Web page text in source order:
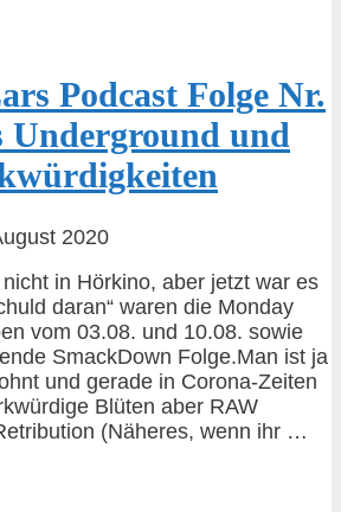
Podcast Folge Nr.
Underground und
2020
in Hörkino, aber jetzt war es
daran“ waren die Monday
vom 03.08. und 10.08. sowie
SmackDown Folge.Man ist ja
und gerade in Corona-Zeiten
Blüten aber RAW
(Näheres, wenn ihr …